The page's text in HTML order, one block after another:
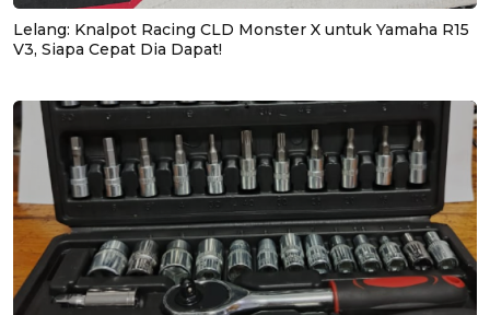
Lelang: Knalpot Racing CLD Monster X untuk Yamaha R15
V3, Siapa Cepat Dia Dapat!